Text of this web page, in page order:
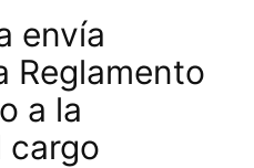
envía
Reglamento
a la
cargo